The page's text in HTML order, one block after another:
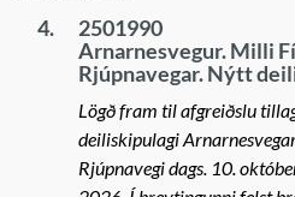
4.
2501990
Arnarnesvegur. Milli
Rjúpnavegar. Nýtt
Lögð fram til afgreiðslu
deiliskipulagi
Rjúpnavegi dags. 10.